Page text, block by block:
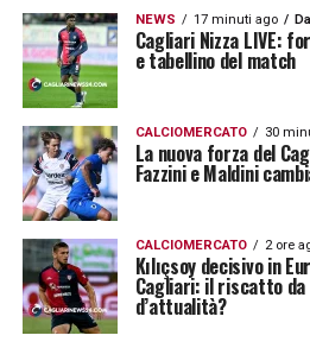
ma oggi il nostro è la
valore è in linea con la
abbiamo, diversamente
discorsi. Pensiamo a
pronti la settimana
senza guardare alle altre
mia natura».
LA PLAYLIST DELLE
NEWS 17 minuti ago
Cagliari Nizza LIVE:
e tabellino del match
CALCIOMERCATO 30
La nuova forza del
Fazzini e Maldini
CALCIOMERCATO 2 ore
Kılıçsoy decisivo in
Cagliari: il riscatto
d’attualità?